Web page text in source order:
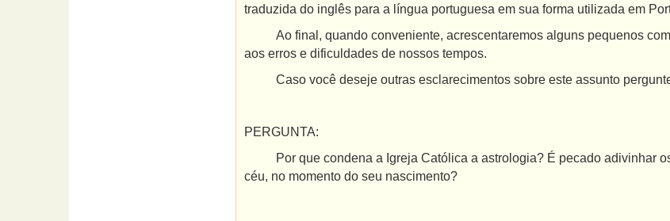
traduzida do inglês para a língua portuguesa em sua forma utilizada em
Ao final, quando conveniente, acrescentaremos alguns pequenos
aos erros e dificuldades de nossos tempos.
Caso você deseje outras esclarecimentos sobre este assunto pergunte
PERGUNTA:
Por que condena a Igreja Católica a astrologia? É pecado adivinhar
céu, no momento do seu nascimento?